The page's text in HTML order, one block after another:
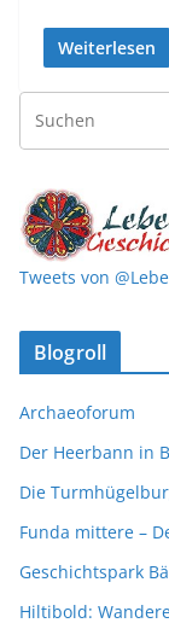
Weiterlesen
Tweets von
Blogroll
Archaeoforum
Der Heerbann in
Die
Funda mittere –
Geschichtspark
Hiltibold: